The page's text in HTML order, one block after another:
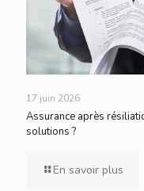
17 juin 2026
Assurance après
solutions ?
En savoir plus